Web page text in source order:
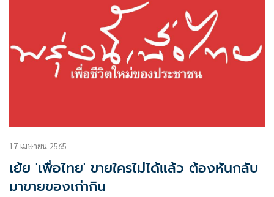
17 เมษายน 2565
เย้ย 'เพื่อไทย' ขายใครไม่ได้แล้ว ต้องหันกลับ
มาขายของเก่ากิน